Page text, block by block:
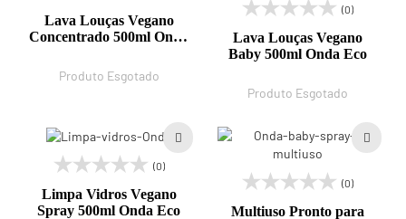
Lava Louças Vegano
Concentrado 500ml Onda
Produto Esgotado
(0)
Lava Louças Vegano
Baby 500ml Onda Eco
Produto Esgotado
(0)
Limpa Vidros Vegano
Spray 500ml Onda Eco
(0)
Multiuso Pronto para